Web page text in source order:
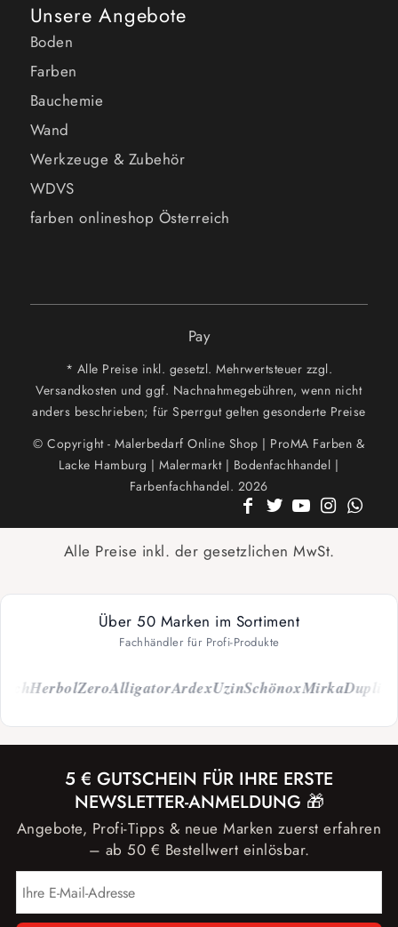
Unsere Angebote
Boden
Farben
Bauchemie
Wand
Werkzeuge & Zubehör
WDVS
farben onlineshop Österreich
Pay
* Alle Preise inkl. gesetzl. Mehrwertsteuer zzgl.
Versandkosten und ggf. Nachnahmegebühren, wenn nicht
anders beschrieben; für Sperrgut gelten gesonderte Preise
© Copyright - Malerbedarf Online Shop | ProMA Farben &
Lacke Hamburg | Malermarkt | Bodenfachhandel |
Farbenfachhandel. 2026
Alle Preise inkl. der gesetzlichen MwSt.
Über 50 Marken im Sortiment
Fachhändler für Profi-Produkte
HerbolZeroAlligatorArdexUzinSchönoxMirkaDupli-
5 € GUTSCHEIN FÜR IHRE ERSTE
NEWSLETTER-ANMELDUNG 🎁
Angebote, Profi-Tipps & neue Marken zuerst erfahren
– ab 50 € Bestellwert einlösbar.